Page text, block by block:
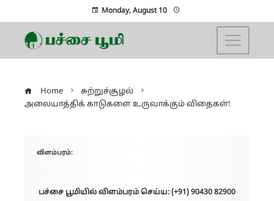
Monday, August 10
Home
சுற்றுச்சூழல்
அலையாத்திக் காடுகளை உருவாக்கும் விதைகள்!
விளம்பரம்:
பச்சை பூமியில் விளம்பரம் செய்ய: (+91) 90430 82900